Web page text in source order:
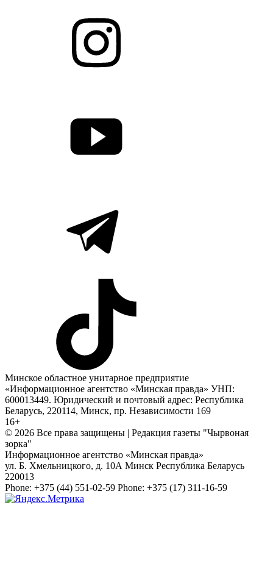
Минское областное унитарное предприятие
«Информационное агентство «Минская правда» УНП:
600013449. Юридический и почтовый адрес: Республика
Беларусь, 220114, Минск, пр. Независимости 169
16+
© 2026 Все права защищены | Редакция газеты "Чырвоная
зорка"
Информационное агентство «Минская правда»
ул. Б. Хмельницкого, д. 10А Минск Республика Беларусь
220013
Phone: +375 (44) 551-02-59 Phone: +375 (17) 311-16-59